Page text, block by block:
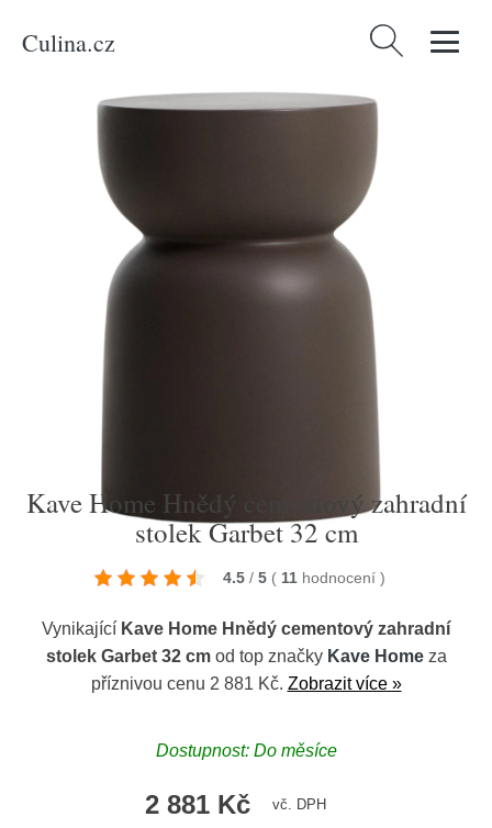
Culina.cz Vyhledávání
Produkty/Bydlení a doplňky/Kave Home Hnědý cementový
Kave Home Hnědý cementový zahradní
stolek Garbet 32 cm
4.5 / 5 ( 11 hodnocení )
Vynikající Kave Home Hnědý cementový zahradní
stolek Garbet 32 cmod top značky Kave Homeza
příznivou cenu 2 881 Kč. Zobrazit více »
Dostupnost: Do měsíce
2 881 Kč vč. DPH